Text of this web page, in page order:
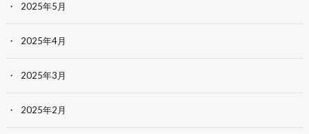
2025年5月
2025年4月
2025年3月
2025年2月